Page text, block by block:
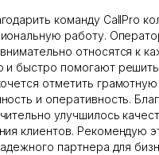
команду CallPro
работу.
относятся к
быстро помогают
отметить
и оперативность.
улучшилось
клиентов. Рекомендую
партнера для